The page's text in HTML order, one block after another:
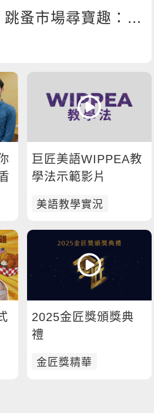
跳蚤市場尋寶趣：找
！
巨匠美語WIPPEA教
學法示範影片
美語教學實況
2025金匠獎頒獎典
禮
金匠獎精華